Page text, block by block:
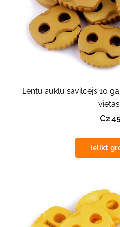
Lentu auklu savilcējs 10
€2.45
Ielikt